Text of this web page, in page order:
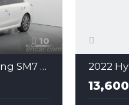
10
2018 Renault-Samsung SM7 2.0 2022